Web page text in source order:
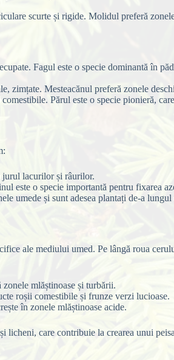
scurte și rigide. Molidul preferă
Fagul este o specie dominantă în
zimțate. Mesteacănul preferă zonele
Părul este o specie pionieră,
jurul lacurilor și râurilor.
este o specie importantă pentru fixarea
umede și sunt adesea plantați de-a
ale mediului umed. Pe lângă roua
mlăștinoase și turbării.
roșii comestibile și frunze verzi lucioase.
în zonele mlăștinoase acide.
licheni, care contribuie la crearea unui